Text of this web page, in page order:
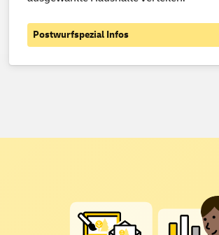
Postwurfspezial Infos